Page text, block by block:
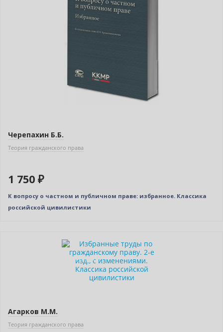
Черепахин Б.Б.
Теория гражданского права
1 750 ₽
К вопросу о частном и публичном праве: избранное. Классика
российской цивилистики
Индивидуальный подход
Агарков М.М.
Теория гражданского права